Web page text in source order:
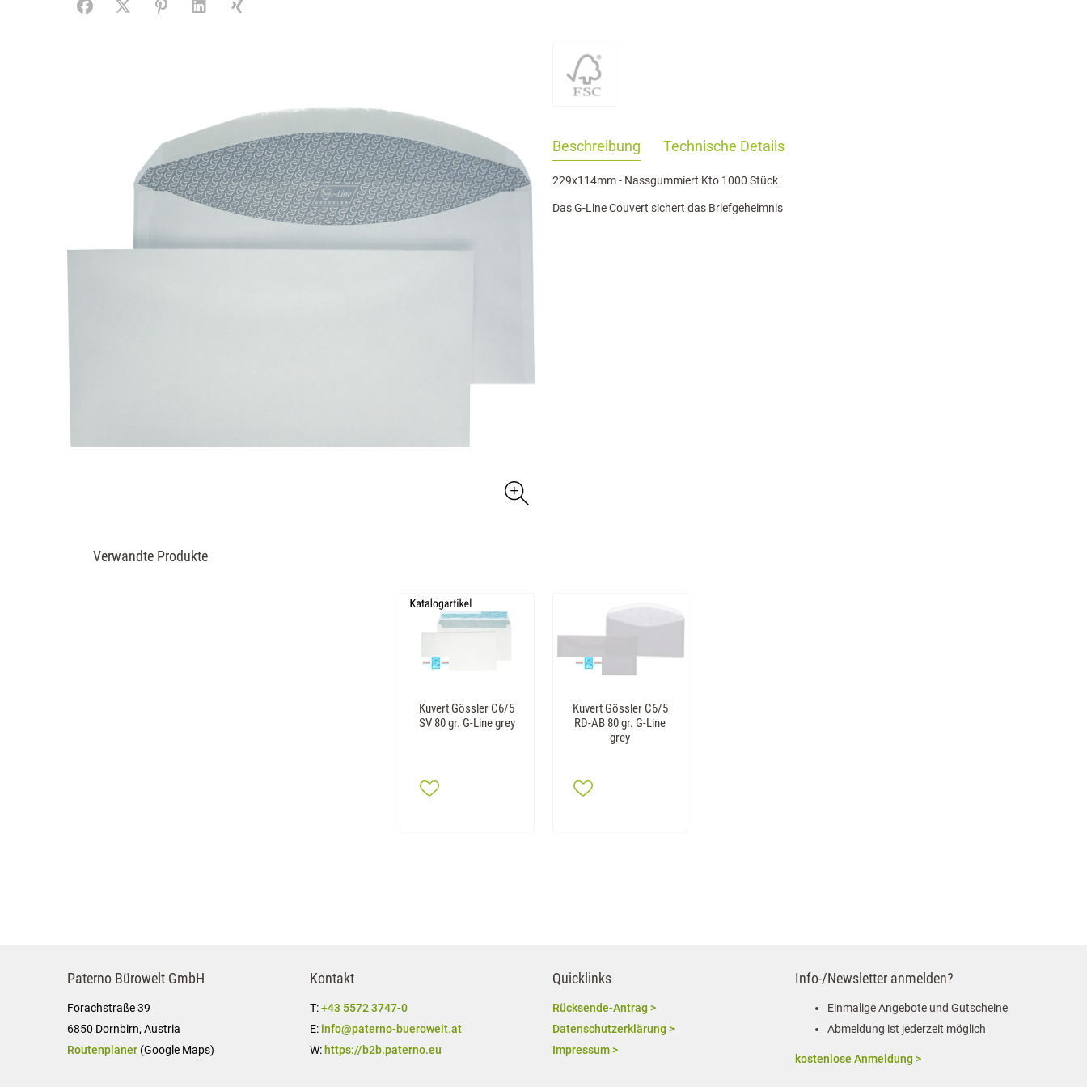
FacebookX (#[creator\plugin\share\core\structs\SocialSharingServiceSettings]:formaly_twitter#)
PinterestLinkedInXing
Beschreibung Technische Details
229x114mm - Nassgummiert Kto 1000 Stück
Das G-Line Couvert sichert das Briefgeheimnis
Verwandte Produkte
Kuvert Gössler C6/5
SV 80 gr. G-Line grey
Kuvert Gössler C6/5
RD-AB 80 gr. G-Line
grey
Paterno Bürowelt GmbH
Forachstraße 39
6850 Dornbirn, Austria
Routenplaner (Google Maps)
Kontakt
T:+43 5572 3747-0
E: info@paterno-buerowelt.at
W: https://b2b.paterno.eu
Quicklinks
Rücksende-Antrag >
Datenschutzerklärung >
Impressum >
Info-/Newsletter anmelden?
Einmalige Angebote und Gutscheine
Abmeldung ist jederzeit möglich
kostenlose Anmeldung >